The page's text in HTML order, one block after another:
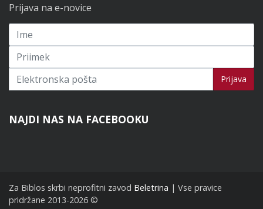
Prijava na e-novice
Prijavi se na novice Prijava
NAJDI NAS NA FACEBOOKU
Za Biblos skrbi neprofitni zavod Beletrina | Vse pravice
pridržane 2013-2026 ©